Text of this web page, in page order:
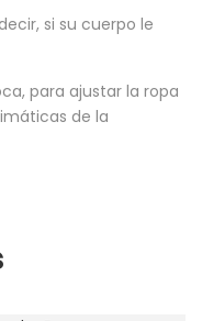
si su cuerpo le
para ajustar la ropa
de la